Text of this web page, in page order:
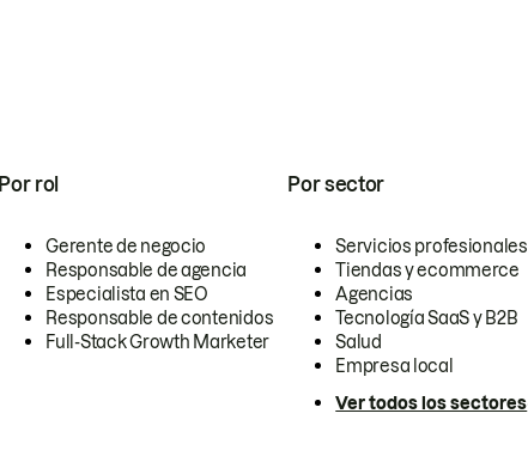
Por rol
Gerente de negocio
Responsable de agencia
Especialista en SEO
Responsable de contenidos
Full-Stack Growth Marketer
Por sector
Servicios profesionales
Tiendas y ecommerce
Agencias
Tecnología SaaS y B2B
Salud
Empresa local
Ver todos los sectores